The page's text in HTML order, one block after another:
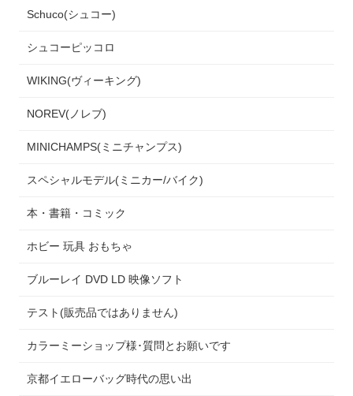
Schuco(シュコー)
シュコーピッコロ
WIKING(ヴィーキング)
NOREV(ノレブ)
MINICHAMPS(ミニチャンプス)
スペシャルモデル(ミニカー/バイク)
本・書籍・コミック
ホビー 玩具 おもちゃ
ブルーレイ DVD LD 映像ソフト
テスト(販売品ではありません)
カラーミーショップ様･質問とお願いです
京都イエローバッグ時代の思い出